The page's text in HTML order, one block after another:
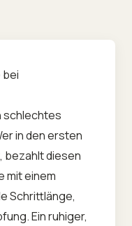
bei
schlechtes
in den ersten
bezahlt diesen
mit einem
Schrittlänge,
Ein ruhiger,